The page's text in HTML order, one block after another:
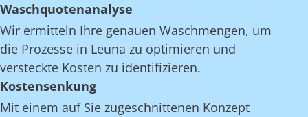
Waschquotenanalyse
Wir ermitteln Ihre genauen Waschmengen, um
die Prozesse in Leuna zu optimieren und
versteckte Kosten zu identifizieren.
Kostensenkung
Mit einem auf Sie zugeschnittenen Konzept